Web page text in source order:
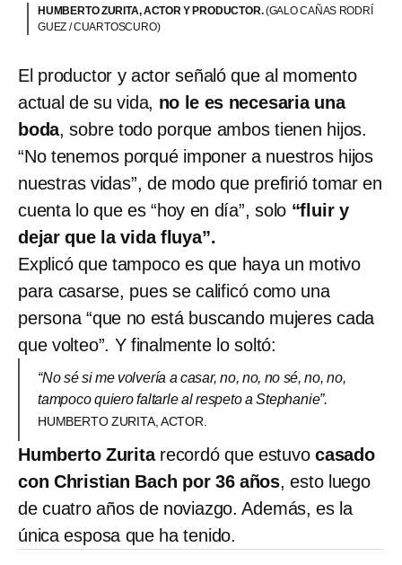
HUMBERTO ZURITA, ACTOR Y PRODUCTOR.(GALO CAÑAS RODRÍ
GUEZ / CUARTOSCURO)
El productor y actor señaló que al momento
actual de su vida, no le es necesaria una
boda, sobre todo porque ambos tienen hijos.
“No tenemos porqué imponer a nuestros hijos
nuestras vidas”, de modo que prefirió tomar en
cuenta lo que es “hoy en día”, solo “fluir y
dejar que la vida fluya”.
Explicó que tampoco es que haya un motivo
para casarse, pues se calificó como una
persona “que no está buscando mujeres cada
que volteo”. Y finalmente lo soltó:
“No sé si me volvería a casar, no, no, no sé, no, no,
tampoco quiero faltarle al respeto a Stephanie”.
HUMBERTO ZURITA, ACTOR.
Humberto Zurita recordó que estuvo casado
con Christian Bach por 36 años, esto luego
de cuatro años de noviazgo. Además, es la
única esposa que ha tenido.